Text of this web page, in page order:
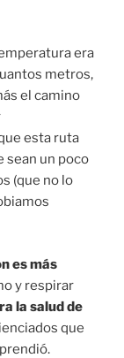
era
metros,
el camino
esta ruta
sean un poco
(que no lo
es más
y respirar
la salud de
que